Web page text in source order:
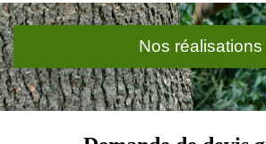
Nos réalisations